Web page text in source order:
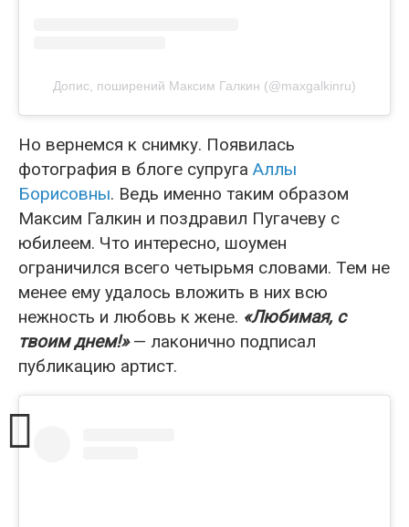
Допис, поширений Максим Галкин (@maxgalkinru)
Но вернемся к снимку. Появилась
фотография в блоге супруга Аллы
Борисовны. Ведь именно таким образом
Максим Галкин и поздравил Пугачеву с
юбилеем. Что интересно, шоумен
ограничился всего четырьмя словами. Тем не
менее ему удалось вложить в них всю
нежность и любовь к жене. «Любимая, с
твоим днем!»— лаконично подписал
публикацию артист.